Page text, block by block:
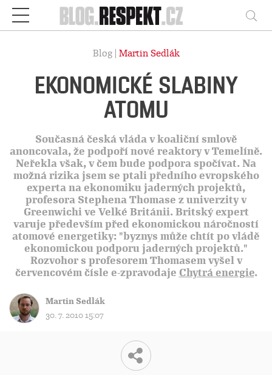
Respekt
Blog | Martin Sedlák
EKONOMICKÉ SLABINY
ATOMU
Současná česká vláda v koaliční smlově
anoncovala, že podpoří nové reaktory v Temelíně.
Neřekla však, v čem bude podpora spočívat. Na
možná rizika jsem se ptali předního evropského
experta na ekonomiku jaderných projektů,
profesora Stephena Thomase z univerzity v
Greenwichi ve Velké Británii. Britský expert
varuje především před ekonomickou náročností
atomové energetiky: "byznys může chtít po vládě
ekonomickou podporu jaderných projektů."
Rozvohor s profesorem Thomasem vyšel v
červencovém čísle e-zpravodaje Chytrá energie.
Martin Sedlák
30. 7. 2010 15:07